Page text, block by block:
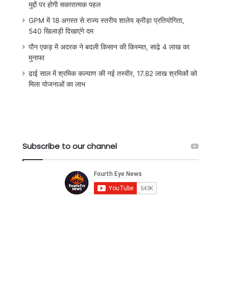
मुद्दों पर होगी सकारात्मक पहल
GPM में 18 अगस्त से राज्य स्तरीय शालेय क्रीड़ा प्रतियोगिता,
540 खिलाड़ी दिखाएंगे दम
पौन एकड़ में अदरक ने बदली किसान की किस्मत, साढ़े 4 लाख का
मुनाफा
ढाई साल में श्रमिक कल्याण की नई तस्वीर, 17.82 लाख श्रमिकों को
मिला योजनाओं का लाभ
Subscribe to our channel